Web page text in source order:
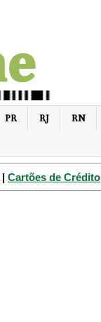
PR RJ RN
| Cartões de Crédito